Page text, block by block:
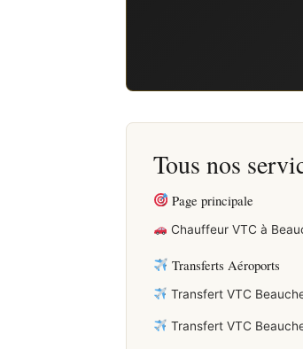
Tous nos
Page principale
Chauffeur VTC à
Transferts Aéroports
Transfert VTC
Transfert VTC